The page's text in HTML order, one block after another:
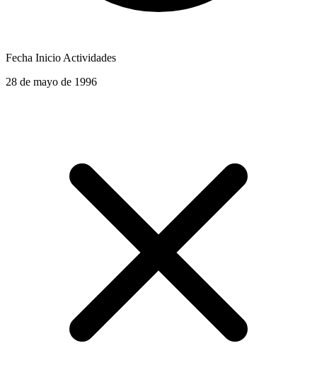
Fecha Inicio Actividades
28 de mayo de 1996